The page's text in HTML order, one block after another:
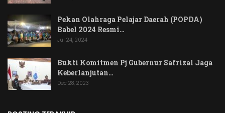
Pekan Olahraga Pelajar Daerah (POPDA)
Babel 2024 Resmi…
Jul 24, 2024
Bukti Komitmen Pj Gubernur Safrizal Jaga
Keberlanjutan…
Dec 28, 2023